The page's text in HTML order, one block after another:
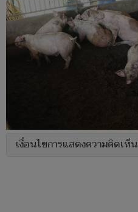
เงื่อนไขการแสดงความคิดเห็น